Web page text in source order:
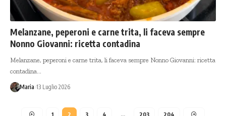
Melanzane, peperoni e carne trita, li faceva sempre
Nonno Giovanni: ricetta contadina
Melanzane, peperoni e carne trita, li faceva sempre Nonno Giovanni: ricetta
contadina…
Maria 13 Luglio 2026
1 2 3 4 … 203 204